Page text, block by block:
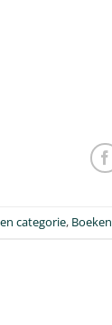
categorie, Boeken